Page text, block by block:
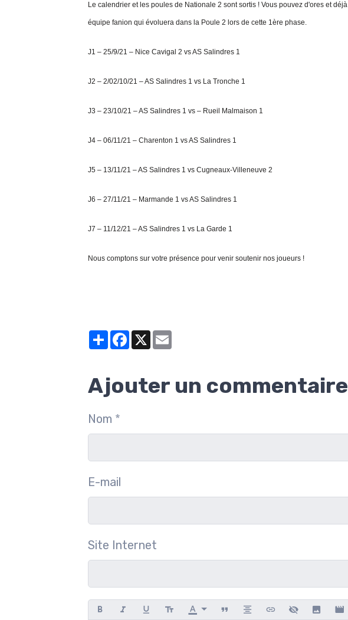
Le calendrier et les poules de Nationale 2 sont sortis ! Vous pouvez d'ores et
équipe fanion qui évoluera dans la Poule 2 lors de cette 1ère phase.
J1 – 25/9/21 – Nice Cavigal 2 vs AS Salindres 1
J2 – 2/02/10/21 – AS Salindres 1 vs La Tronche 1
J3 – 23/10/21 – AS Salindres 1 vs – Rueil Malmaison 1
J4 – 06/11/21 – Charenton 1 vs AS Salindres 1
J5 – 13/11/21 – AS Salindres 1 vs Cugneaux-Villeneuve 2
J6 – 27/11/21 – Marmande 1 vs AS Salindres 1
J7 – 11/12/21 – AS Salindres 1 vs La Garde 1
Nous comptons sur votre présence pour venir soutenir nos joueurs !
Partager
Facebook
X
Ajouter un commentaire
Nom
E-mail
Site Internet